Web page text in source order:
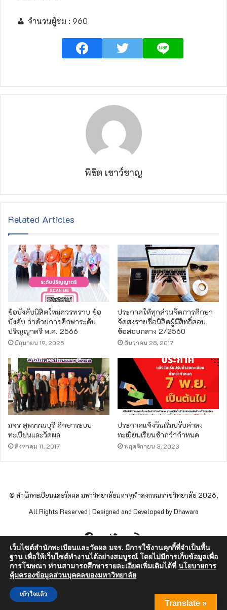
จำนวนผู้ชม : 960
พิชิต เชาว์ชาญ
Related Articles
ข้อบังคับนิสิตใหม่ควรทราบ ข้อ
บังคับ ว่าด้วยการศึกษาระดับ
ปริญญาตรี พ.ศ. 2566
มิถุนายน 19, 2025
ประกาศให้ทุกส่วนจัดการศึกษา
จัดส่งรายชื่อนิสิตผู้มีสิทธิ์สอบ
ข้อสอบกลาง 2/2560
ธันวาคม 28, 2017
มจร สุพรรณบุรี ศึกษาระบบ
ทะเบียนและวัดผล
สิงหาคม 11, 2017
ประกาศแจ้งวันเริ่มปรับค่าลง
ทะเบียนเรียนช้ากว่ากำหนด
พฤศจิกายน 3, 2023
© สำนักทะเบียนและวัดผล มหาวิทยาลัยมหาจุฬาลงกรณราชวิทยาลัย 2026,
All Rights Reserved | Designed and Developed by Dhawara
FacebookTwitterRSS
Translate »
เว็บไซต์สำนักทะเบียนและวัดผล มจร. มีการใช้งานคุกกี้ที่จำเป็นพื้น
ฐาน เพื่อให้เว็บไซต์ทำงานได้อย่างสมบูรณ์ โดยไม่มีการเก็บข้อมูลเพื่อ
การโฆษณา ท่านสามารถศึกษารายละเอียดเพิ่มเติมได้ที่ นโยบายการ
คุ้มครองข้อมูลส่วนบุคคลของมหาวิทยาลัย
เข้าใจแล้ว